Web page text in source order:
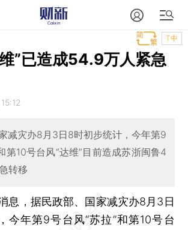
T中
”已造成54.9万人紧急
减灾办8月3日8时初步统计，今年第9
第10号台风“达维”目前造成苏浙闽鲁4
转移
，据民政部、国家减灾办8月3日
今年第9号台风“苏拉”和第10号台